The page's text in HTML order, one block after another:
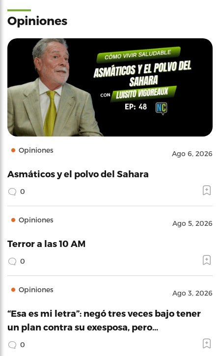
Opiniones
Opiniones Ago 6, 2026
Asmáticos y el polvo del Sahara
0
Opiniones Ago 5, 2026
Terror a las 10 AM
0
Opiniones Ago 3, 2026
“Esa es mi letra”: negó tres veces bajo tener
un plan contra su exesposa, pero…
0